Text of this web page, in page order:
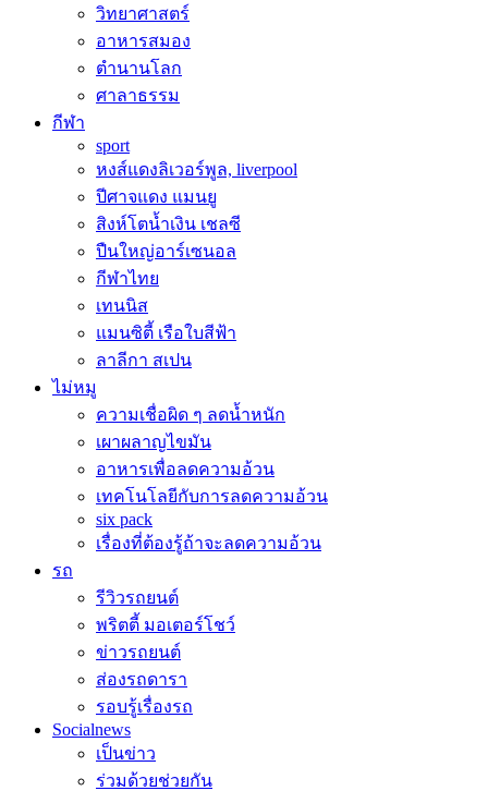
วิทยาศาสตร์
อาหารสมอง
ตำนานโลก
ศาลาธรรม
กีฬา
sport
หงส์แดงลิเวอร์พูล, liverpool
ปีศาจแดง แมนยู
สิงห์โตน้ำเงิน เชลซี
ปืนใหญ่อาร์เซนอล
กีฬาไทย
เทนนิส
แมนซิตี้ เรือใบสีฟ้า
ลาลีกา สเปน
ไม่หมู
ความเชื่อผิด ๆ ลดน้ำหนัก
เผาผลาญไขมัน
อาหารเพื่อลดความอ้วน
เทคโนโลยีกับการลดความอ้วน
six pack
เรื่องที่ต้องรู้ถ้าจะลดความอ้วน
รถ
รีวิวรถยนต์
พริตตี้ มอเตอร์โชว์
ข่าวรถยนต์
ส่องรถดารา
รอบรู้เรื่องรถ
Socialnews
เป็นข่าว
ร่วมด้วยช่วยกัน